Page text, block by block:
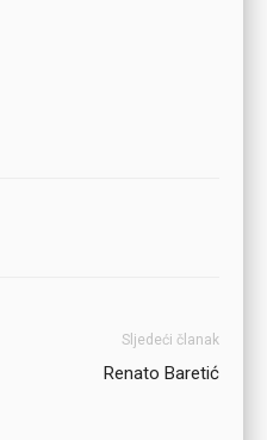
Sljedeći članak
Renato Baretić